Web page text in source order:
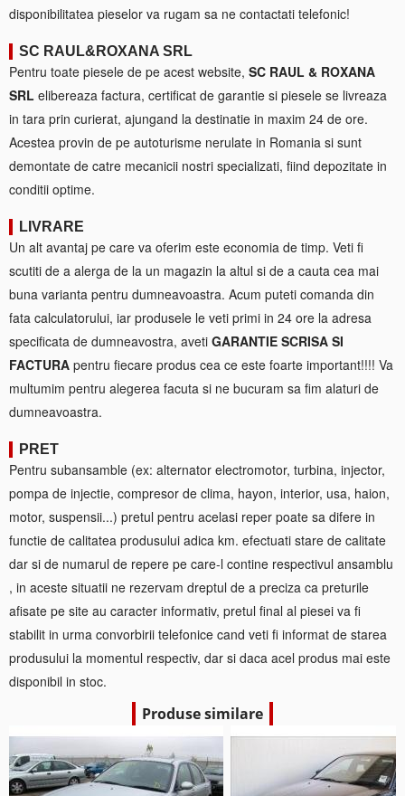
disponibilitatea pieselor va rugam sa ne contactati telefonic!
SC RAUL&ROXANA SRL
Pentru toate piesele de pe acest website, SC RAUL & ROXANA
SRL elibereaza factura, certificat de garantie si piesele se livreaza
in tara prin curierat, ajungand la destinatie in maxim 24 de ore.
Acestea provin de pe autoturisme nerulate in Romania si sunt
demontate de catre mecanicii nostri specializati, fiind depozitate in
conditii optime.
LIVRARE
Un alt avantaj pe care va oferim este economia de timp. Veti fi
scutiti de a alerga de la un magazin la altul si de a cauta cea mai
buna varianta pentru dumneavoastra. Acum puteti comanda din
fata calculatorului, iar produsele le veti primi in 24 ore la adresa
specificata de dumneavostra, aveti GARANTIE SCRISA SI
FACTURA pentru fiecare produs cea ce este foarte important!!!! Va
multumim pentru alegerea facuta si ne bucuram sa fim alaturi de
dumneavoastra.
PRET
Pentru subansamble (ex: alternator electromotor, turbina, injector,
pompa de injectie, compresor de clima, hayon, interior, usa, haion,
motor, suspensii...) pretul pentru acelasi reper poate sa difere in
functie de calitatea produsului adica km. efectuati stare de calitate
dar si de numarul de repere pe care-l contine respectivul ansamblu
, in aceste situatii ne rezervam dreptul de a preciza ca preturile
afisate pe site au caracter informativ, pretul final al piesei va fi
stabilit in urma convorbirii telefonice cand veti fi informat de starea
produsului la momentul respectiv, dar si daca acel produs mai este
disponibil in stoc.
Produse similare